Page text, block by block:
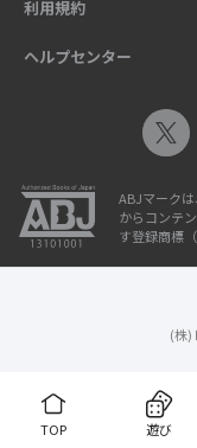
TOP 遊び
利用規約
ヘルプセンター
ABJマーク
からコンテ
す登録商標
(株)